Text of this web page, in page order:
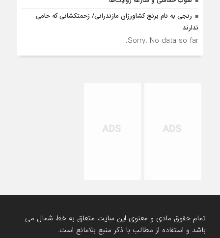
رنجی به نام برنج کشاورزان مازندرانی/ زحمتکشانی که حامی
ندارند
Sorry. No data so far.
تمام حقوق مادی و معنوی این سایت متعلق به خط شمال می
باشد و استفاده از مطالب با ذکر منبع بلامانع است.